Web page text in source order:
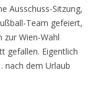
Ausschuss-Sitzung,
Team gefeiert,
zur Wien-Wahl
gefallen. Eigentlich
nach dem Urlaub